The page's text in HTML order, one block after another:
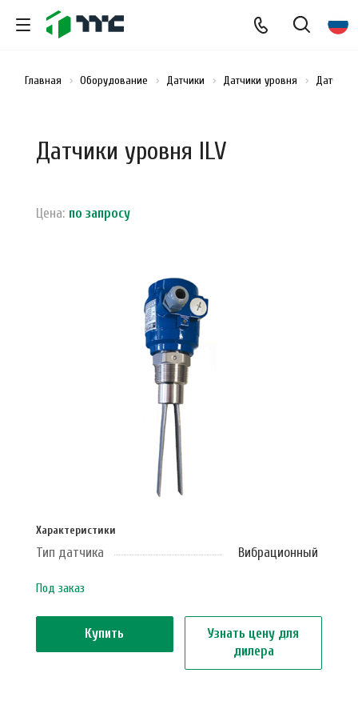
Главная Оборудование Датчики Датчики уровня Датчики
Датчики уровня ILV
Цена: по запросу
Характеристики
Тип датчика Вибрационный
Под заказ
Купить
Узнать цену для
дилера